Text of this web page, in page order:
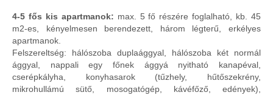
4-5 fős kis apartmanok: max. 5 fő részére foglalható, kb. 45
m2-es, kényelmesen berendezett, három légterű, erkélyes
apartmanok.
Felszereltség: hálószoba duplaággyal, hálószoba két normál
ággyal, nappali egy főnek ággyá nyitható kanapéval,
cserépkályha, konyhasarok (tűzhely, hűtőszekrény,
mikrohullámú sütő, mosogatógép, kávéfőző, edények),